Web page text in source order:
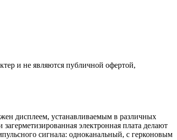
и не являются публичной офертой,
дисплеем, устанавливаемым в различных
электронная плата делают
сигнала: одноканальный, с герконовым